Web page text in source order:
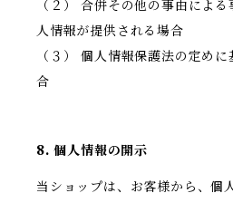
（２） 合併その他の事由によ
人情報が提供される場合
（３） 個人情報保護法の定め
合
8. 個人情報の開示
当ショップは、お客様から、個